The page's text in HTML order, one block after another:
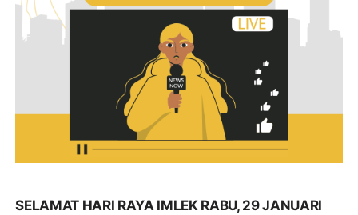
SELAMAT HARI RAYA IMLEK RABU, 29 JANUARI